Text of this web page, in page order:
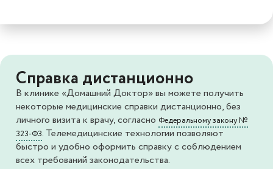
Справка дистанционно
В клинике «Домашний Доктор» вы можете получить
некоторые медицинские справки дистанционно, без
личного визита к врачу, согласно Федеральному закону №
323-ФЗ. Телемедицинские технологии позволяют
быстро и удобно оформить справку с соблюдением
всех требований законодательства.